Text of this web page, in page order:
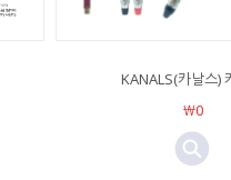
KANALS(카날스)
￦0